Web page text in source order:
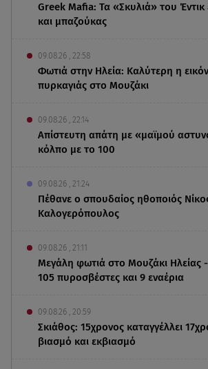
Greek Mafia: Τα «Σκυλιά» του Έντικ
και μπαζούκας
09.08.26 , 22:58
Φωτιά στην Ηλεία: Καλύτερη η
πυρκαγιάς στο Μουζάκι
09.08.26 , 22:14
Απίστευτη απάτη με «μαϊμού
κόλπο με το 100
09.08.26 , 21:24
Πέθανε ο σπουδαίος ηθοποιός
Καλογερόπουλος
09.08.26 , 21:11
Μεγάλη φωτιά στο Μουζάκι Ηλείας -
105 πυροσβέστες και 9 εναέρια
09.08.26 , 20:59
Σκιάθος: 15χρονος καταγγέλλει
βιασμό και εκβιασμό